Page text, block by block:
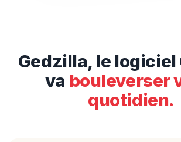
Gedzilla, le logiciel
va bouleverser
quotidien.